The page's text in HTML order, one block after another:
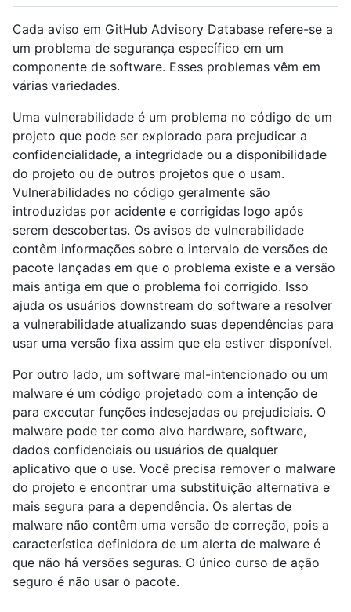
Cada aviso em GitHub Advisory Database refere-se a
um problema de segurança específico em um
componente de software. Esses problemas vêm em
várias variedades.
Uma vulnerabilidade é um problema no código de um
projeto que pode ser explorado para prejudicar a
confidencialidade, a integridade ou a disponibilidade
do projeto ou de outros projetos que o usam.
Vulnerabilidades no código geralmente são
introduzidas por acidente e corrigidas logo após
serem descobertas. Os avisos de vulnerabilidade
contêm informações sobre o intervalo de versões de
pacote lançadas em que o problema existe e a versão
mais antiga em que o problema foi corrigido. Isso
ajuda os usuários downstream do software a resolver
a vulnerabilidade atualizando suas dependências para
usar uma versão fixa assim que ela estiver disponível.
Por outro lado, um software mal-intencionado ou um
malware é um código projetado com a intenção de
para executar funções indesejadas ou prejudiciais. O
malware pode ter como alvo hardware, software,
dados confidenciais ou usuários de qualquer
aplicativo que o use. Você precisa remover o malware
do projeto e encontrar uma substituição alternativa e
mais segura para a dependência. Os alertas de
malware não contêm uma versão de correção, pois a
característica definidora de um alerta de malware é
que não há versões seguras. O único curso de ação
seguro é não usar o pacote.